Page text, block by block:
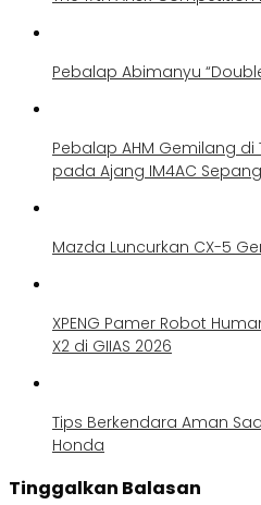
Pebalap Abimanyu
Pebalap AHM Gemilang
pada Ajang IM4AC Sepang
Mazda Luncurkan CX-5
XPENG Pamer Robot
X2 di GIIAS 2026
Tips Berkendara Aman
Honda
Tinggalkan Balasan